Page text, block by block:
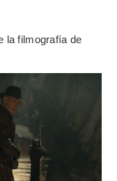
la filmografía de